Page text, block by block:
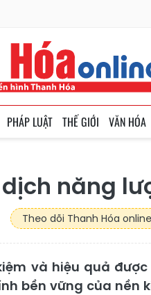
PHÁP LUẬT THẾ GIỚI VĂN HÓA
năng
Theo dõi Thanh Hóa
và hiệu quả
bền vững của nền